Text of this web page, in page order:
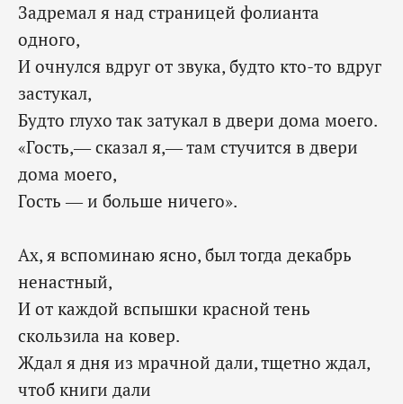
Задремал я над страницей фолианта
одного,
И очнулся вдруг от звука, будто кто-то вдруг
застукал,
Будто глухо так затукал в двери дома моего.
«Гость,— сказал я,— там стучится в двери
дома моего,
Гость — и больше ничего».
Ах, я вспоминаю ясно, был тогда декабрь
ненастный,
И от каждой вспышки красной тень
скользила на ковер.
Ждал я дня из мрачной дали, тщетно ждал,
чтоб книги дали